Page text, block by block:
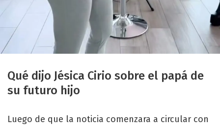
Qué dijo Jésica Cirio sobre el papá de
su futuro hijo
Luego de que la noticia comenzara a circular con